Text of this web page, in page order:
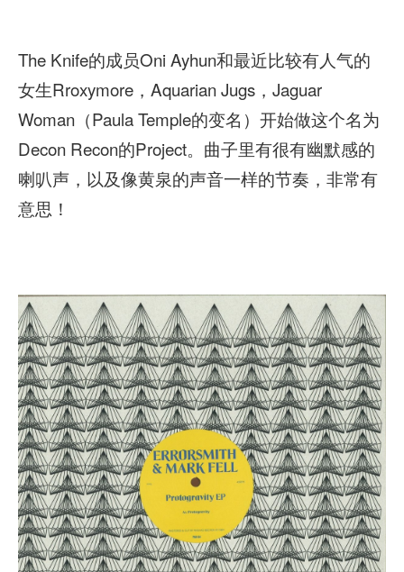
The Knife的成员Oni Ayhun和最近比较有人气的
女生Rroxymore，Aquarian Jugs，Jaguar
Woman（Paula Temple的变名）开始做这个名为
Decon Recon的Project。曲子里有很有幽默感的
喇叭声，以及像黄泉的声音一样的节奏，非常有
意思！